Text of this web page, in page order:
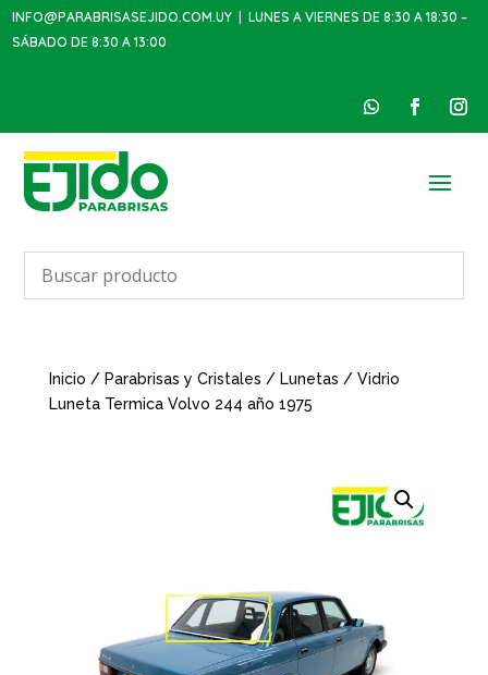
INFO@PARABRISASEJIDO.COM.UY | LUNES A VIERNES DE 8:30 A 18:30 –
SÁBADO DE 8:30 A 13:00
Inicio / Parabrisas y Cristales / Lunetas / Vidrio
Luneta Termica Volvo 244 año 1975